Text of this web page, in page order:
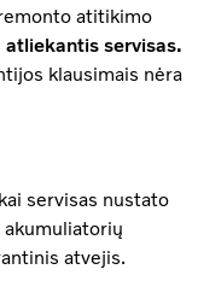
atitikimo
servisas.
klausimais nėra
servisas nustato
akumuliatorių
atvejis.